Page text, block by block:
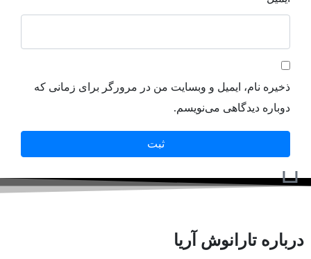
ذخیره نام، ایمیل و وبسایت من در مرورگر برای زمانی که
دوباره دیدگاهی می‌نویسم.
درباره تارانوش آریا